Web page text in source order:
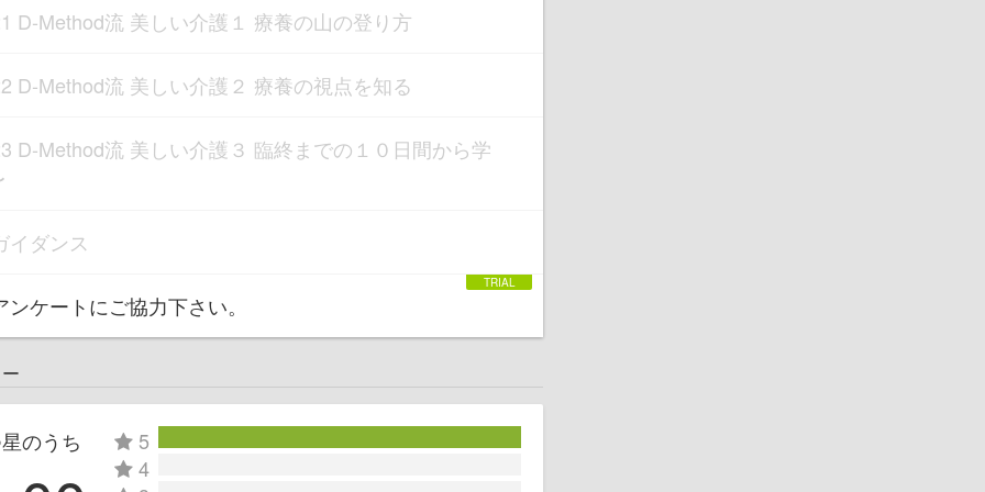
D-Method流 美しい介護１ 療養の山の登り方
D-Method流 美しい介護２ 療養の視点を知る
D-Method流 美しい介護３ 臨終までの１０日間から学
イダンス
ンケートにご協力下さい。
のうち
5
4